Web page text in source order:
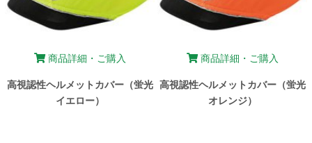
商品詳細・ご購入
高視認性ヘルメットカバー（蛍光
イエロー）
商品詳細・ご購入
高視認性ヘルメットカバー（蛍光
オレンジ）